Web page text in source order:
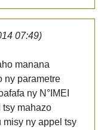
07:49)
manana
ny parametre
ny N°IMEI
tsy mahazo
misy ny appel tsy